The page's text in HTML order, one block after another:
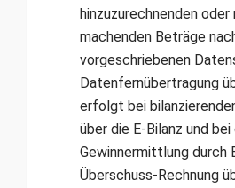
hinzuzurechnenden oder
machenden Beträge
vorgeschriebenen
Datenfernübertragung
erfolgt bei
über die E-Bilanz und bei
Gewinnermittlung durch
Überschuss-Rechnung